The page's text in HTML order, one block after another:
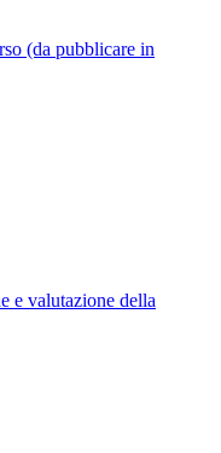
(da pubblicare in
e valutazione della